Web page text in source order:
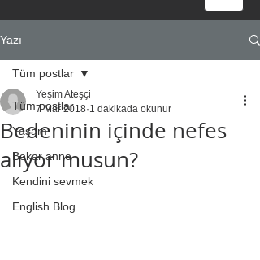
Yazı
Tüm postlar
Yaşam
Bekar anne
Kendini sevmek
English Blog
Tüm postlar
Bedeninin içinde nefes
alıyor musun?
Yeşim Ateşçi
7 Mar 2018 1 dakikada okunur